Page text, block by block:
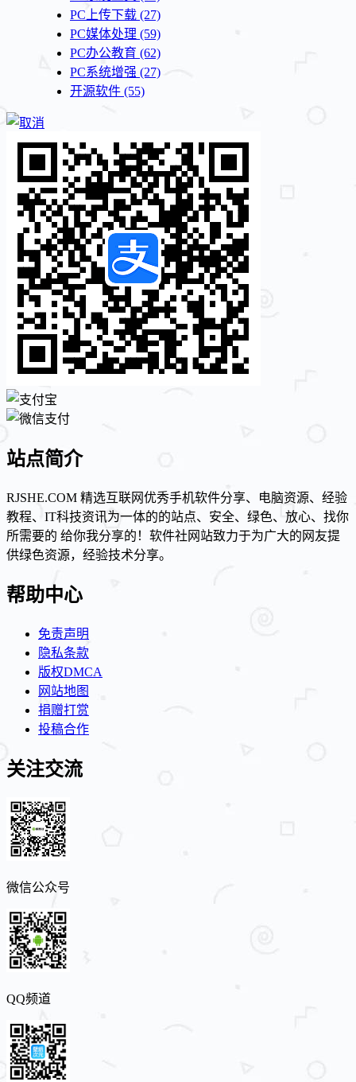
PC上传下载 (27)
PC媒体处理 (59)
PC办公教育 (62)
PC系统增强 (27)
开源软件 (55)
站点简介
RJSHE.COM 精选互联网优秀手机软件分享、电脑资源、经验
教程、IT科技资讯为一体的的站点、安全、绿色、放心、找你
所需要的 给你我分享的！软件社网站致力于为广大的网友提
供绿色资源，经验技术分享。
帮助中心
免责声明
隐私条款
版权DMCA
网站地图
捐赠打赏
投稿合作
关注交流
微信公众号
QQ频道